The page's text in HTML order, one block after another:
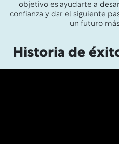
objetivo es ayudarte a
confianza y dar el siguiente
un futuro
Historia de